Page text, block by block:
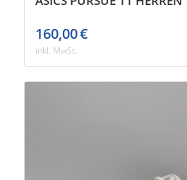
160,00€
inkl. MwSt.